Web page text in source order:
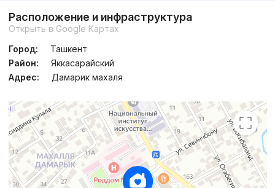
ЖК «Mavera Town»
Расположение и инфраструктура
Открыть в Google Картах
Город:
Ташкент
Район:
Яккасарайский
Адрес:
Дамарик махаля